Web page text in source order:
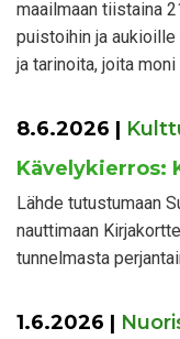
maailmaan tiistaina
puistoihin ja
ja tarinoita, joita
8.6.2026 |
Kävelykierros:
Lähde tutustumaan
nauttimaan
tunnelmasta
1.6.2026 |